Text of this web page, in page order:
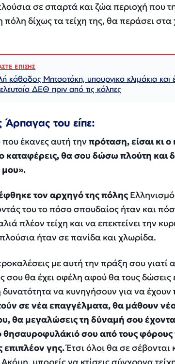
σε σπαρτά και ζώα περιοχή που
πόλη δίχως τα τείχη της, θα περάσει στα
ΕΠΙΣΗΣ
κάθοδος Μητσοτάκη, υπουργικα κλιμάκια
ΔΕΘ πριν από τις κάλπες
Άρπαγας του είπε:
έκανες αυτή την πρόταση, είσαι κι
καταφέρεις, θα σου δώσω πλούτη και
τον αρχηγό της πόλης
του το πόσο σπουδαίος ήταν και
πλέον τείχη και να επεκτείνει την
ήταν σε πανίδα και χλωρίδα.
με αυτή την πράξη σου γιατί
θα έχει οφέλη αφού θα τους δώσεις
να κυνηγήσουν για να έχουν
σε νέα επαγγέλματα, θα μάθουν
θα μεγαλώσεις τη δύναμή σου
σου από τους φόρους
επιπλέον γης.Έτσι όλοι θα σε σέβονται
μπορείς να κτίσεις σύγχρονα